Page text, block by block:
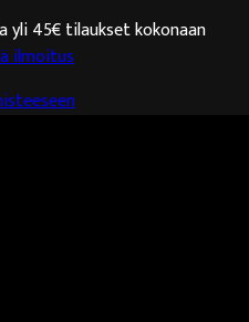
yli 45€ tilaukset kokonaan
ilmoitus